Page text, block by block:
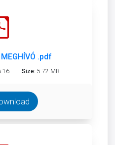
.pdf
Size: 5.72 MB